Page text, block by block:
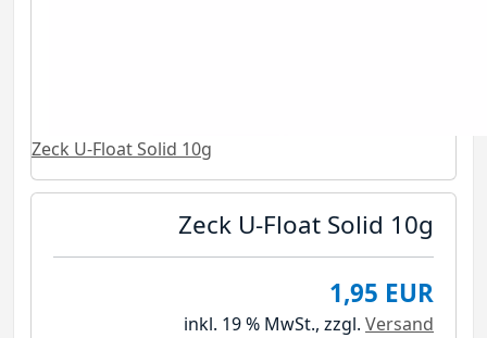
Zeck U-Float Solid 10g
Zeck U-Float Solid 10g
1,95 EUR
inkl. 19 % MwSt., zzgl. Versand